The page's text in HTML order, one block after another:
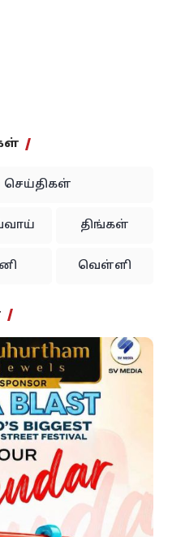
திங்கள்
வெள்ளி